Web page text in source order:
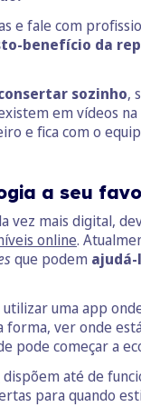
e fale com
benefício da
sozinho,
em vídeos
e fica com o
a seu
vez mais digital,
online.
que podem
uma app
forma, ver onde
pode começar a
dispõem até de
para quando